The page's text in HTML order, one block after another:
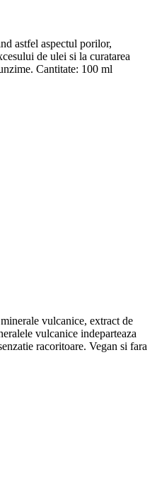
astfel aspectul porilor,
de ulei si la curatarea
Cantitate: 100 ml
vulcanice, extract de
vulcanice indeparteaza
racoritoare. Vegan si fara